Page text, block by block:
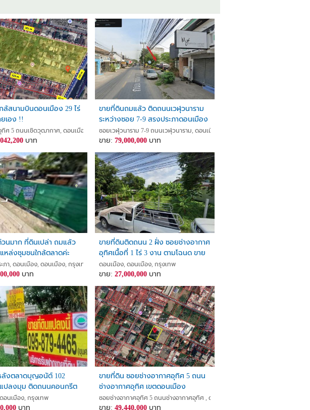
darker villages.
various restaurants.
Road, Don Mueang Tollway and Si Saman Expressway.
Station) and Rangsit University.
(sell by owner, negotiable price)
+6664-7899599 (Mr.Laung) or contact via Line ID: laungpasutorn
ล้สนามบินดอนเมือง 29 ไร่
ยเอง !!
ทิศ 5 ถนนเชิดวุฒากาศ, ดอนเมือง, ดอนเมือง, กรุงเทพ
บาท
ขายที่ดินถมแล้ว ติดถนนเวฬุวนาราม
ระหว่างซอย 7-9 สรงประภาดอนเมือง
กทม . 3-2-85 ไร่
ซอยเวฬุวนาราม 7-9 ถนนเวฬุวนาราม, ดอนเมือง, ดอนเมือง, กรุงเทพ
ขาย:79,000,000 บาท
นมาก ที่ดินเปล่า ถมแล้ว
แหล่งชุมชนใกล้ตลาดค่ะ
ะภา อยู่ตรงข้ามสนามบิน
ะ
ภา, ดอนเมือง, ดอนเมือง, กรุงเทพ
บาท
ขายที่ดินติดถนน 2 ฝั่ง ซอยช่างอากาศ
อุทิศเนื้อที่ 1 ไร่ 3 งาน ตามโฉนด ขาย
ยกแปลง ราคา 27 ล้านบาท ค่าโอน
คนละครึ่ง
ดอนเมือง, ดอนเมือง, กรุงเทพ
ขาย:27,000,000 บาท
ลังตลาดบุญอนัต์ 102
แปลงมุม ติดถนนคอนกรีต
อย สรงประภา 9
อนเมือง, กรุงเทพ
บาท
ขายที่ดิน ซอยช่างอากาศอุทิศ 5 ถนน
ช่างอากาศอุทิศ เขตดอนเมือง
กรุงเทพมหานคร
ซอยช่างอากาศอุทิศ 5 ถนนช่างอากาศอุทิศ , ดอนเมือง, ดอนเมือง, กรุงเทพ
ขาย:49,440,000 บาท